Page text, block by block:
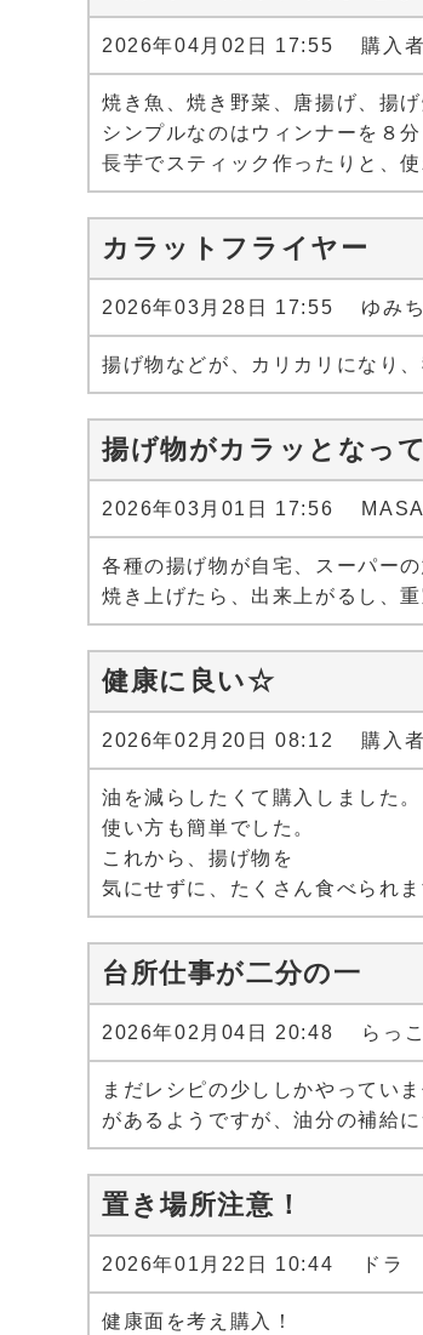
2026年04月02日 17:55 購入
焼き魚、焼き野菜、唐揚げ、揚
シンプルなのはウィンナーを８
長芋でスティック作ったりと、
カラットフライヤー
2026年03月28日 17:55 ゆみち
揚げ物などが、カリカリになり
揚げ物がカラッとなっ
2026年03月01日 17:56
各種の揚げ物が自宅、スーパー
焼き上げたら、出来上がるし、重
健康に良い☆
2026年02月20日 08:12 購入
油を減らしたくて購入しました。
使い方も簡単でした。
これから、揚げ物を
気にせずに、たくさん食べられま
台所仕事が二分の一
2026年02月04日 20:48 らっこ
まだレシピの少ししかやってい
があるようですが、油分の補給
置き場所注意！
2026年01月22日 10:44 ドラ
健康面を考え購入！